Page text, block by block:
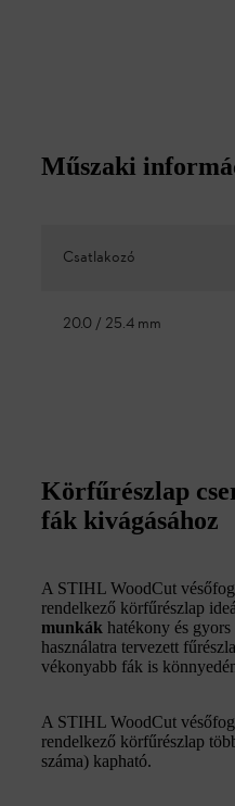
Műszaki
Csatlakozó
20.0 / 25.4 mm
Körfűrészlap
fák kivágásához
A STIHL WoodCut
rendelkező körfűrészlap
munkák hatékony és
használatra tervezett
vékonyabb fák is
A STIHL WoodCut
rendelkező körfűrészlap
száma) kapható.